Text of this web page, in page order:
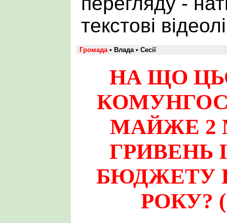
текстові
Громада• Влада • Сесії
НА ЩО
МАЙЖЕ 2
ГРИВЕНЬ
БЮДЖЕТУ
РОКУ?